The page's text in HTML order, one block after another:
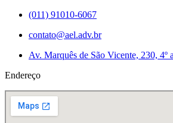
(011) 91010-6067
contato@ael.adv.br
Av. Marquês de São Vicente, 230, 4º
Endereço